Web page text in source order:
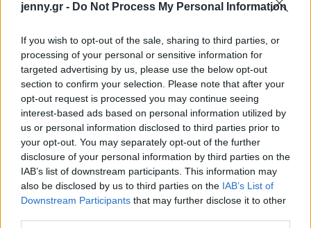
jenny.gr - Do Not Process My Personal Information
If you wish to opt-out of the sale, sharing to third parties, or
processing of your personal or sensitive information for
targeted advertising by us, please use the below opt-out
section to confirm your selection. Please note that after your
opt-out request is processed you may continue seeing
interest-based ads based on personal information utilized by
us or personal information disclosed to third parties prior to
your opt-out. You may separately opt-out of the further
disclosure of your personal information by third parties on the
IAB’s list of downstream participants. This information may
also be disclosed by us to third parties on the IAB’s List of
Downstream Participants that may further disclose it to other